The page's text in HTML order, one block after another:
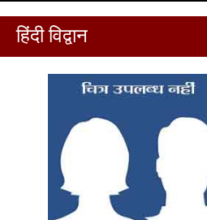
हिंदी विद्वान